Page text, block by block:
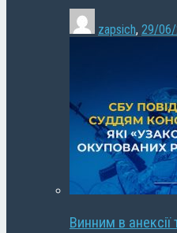
zapsich, 29/
Винним в анексії